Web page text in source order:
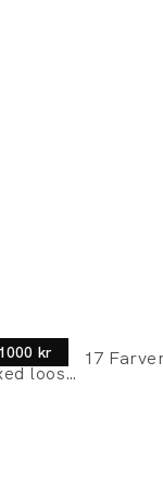
kr
Chinoshorts | Relaxed loose fit
17